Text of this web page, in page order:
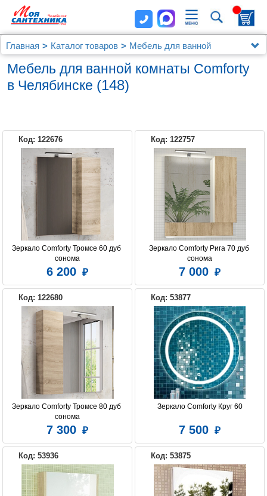
Главная Каталог товаров
Мебель для ванной
Comforty
Мебель для ванной комнаты Comforty
в Челябинске (148)
COMFORTY LORANTO
Код: 122676
Зеркало Comforty Тромсе 60 дуб
сонома
6 200
Код: 122757
Зеркало Comforty Рига 70 дуб
сонома
7 000
Код: 122680
Зеркало Comforty Тромсе 80 дуб
сонома
7 300
Код: 53877
Зеркало Comforty Круг 60
7 500
Код: 53936 Код: 53875